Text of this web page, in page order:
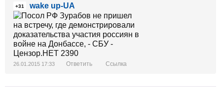
+31 wake up-UA
26.01.2015 17:33 Ответить Ссылка